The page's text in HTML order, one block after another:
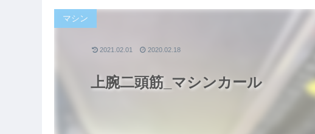
上腕二頭筋_マシンカール
マシン
2021.02.01 2020.02.18